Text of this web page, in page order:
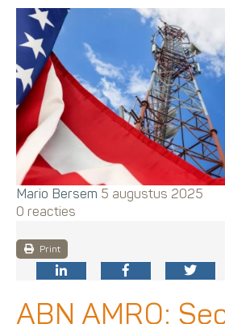
Mario Bersem 5 augustus 2025
0 reacties
Print
ABN AMRO: